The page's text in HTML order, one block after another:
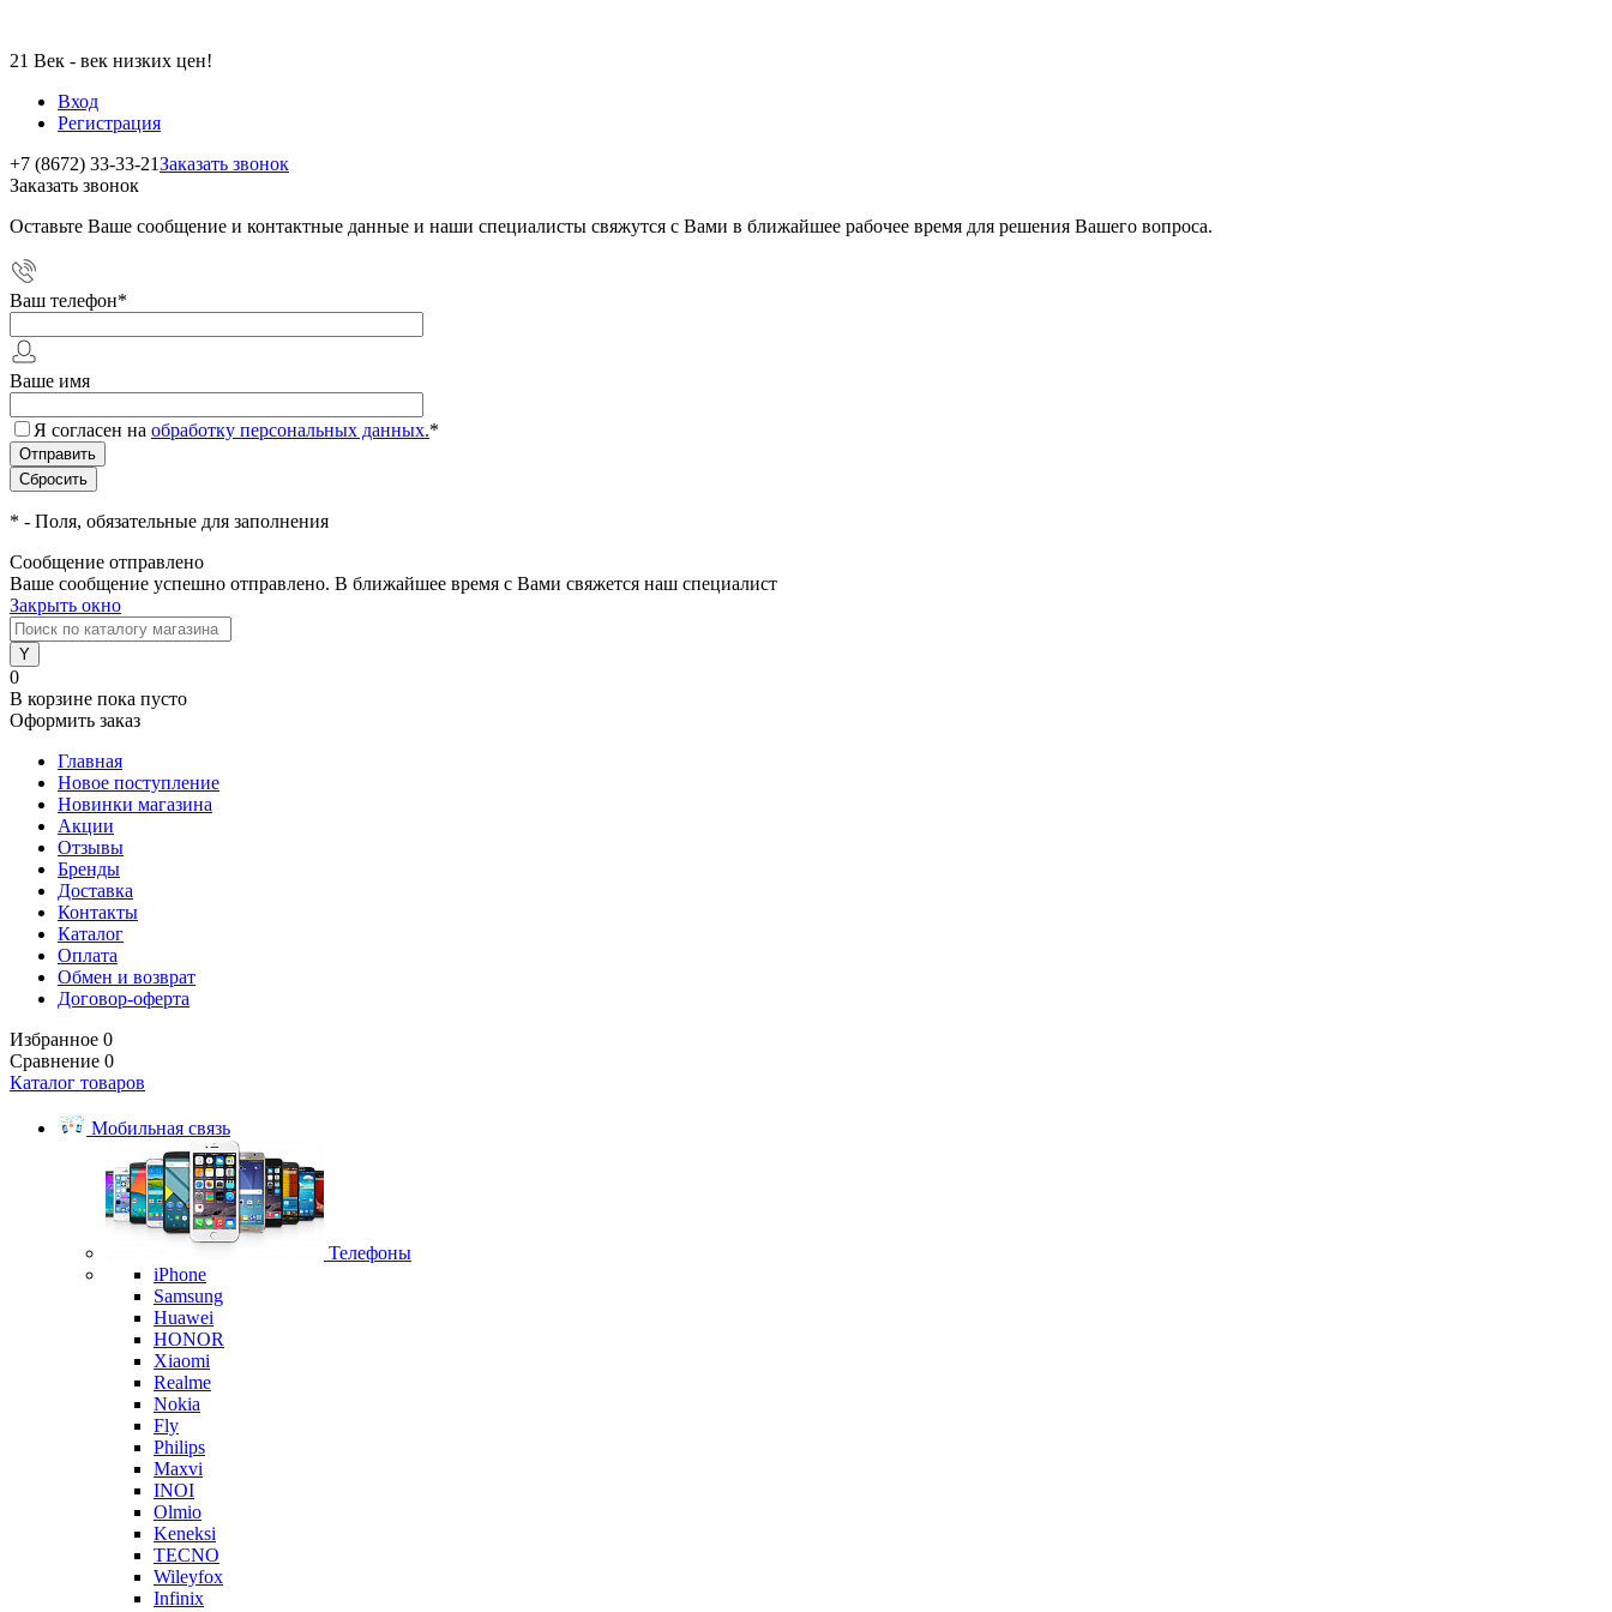
21 Век - век низких цен!
Вход
Регистрация
+7 (8672) 33-33-21Заказать звонок
Заказать звонок
Оставьте Ваше сообщение и контактные данные и наши специалисты свяжутся с Вами в ближайшее рабочее время для решения Вашего вопроса.
Ваш телефон*
Ваше имя
Я согласен на обработку персональных данных.*
* - Поля, обязательные для заполнения
Сообщение отправлено
Ваше сообщение успешно отправлено. В ближайшее время с Вами свяжется наш специалист
Закрыть окно
0
В корзине пока пусто
Оформить заказ
Главная
Новое поступление
Новинки магазина
Акции
Отзывы
Бренды
Доставка
Контакты
Каталог
Оплата
Обмен и возврат
Договор-оферта
Избранное 0
Сравнение 0
Каталог товаров
Мобильная связь
Телефоны
iPhone
Samsung
Huawei
HONOR
Xiaomi
Realme
Nokia
Fly
Philips
Maxvi
INOI
Olmio
Keneksi
TECNO
Wileyfox
Infinix